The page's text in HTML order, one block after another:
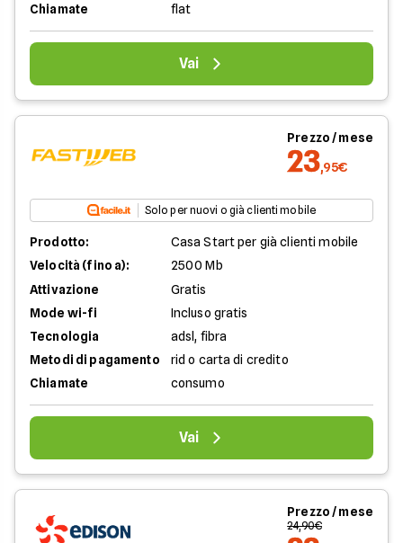
Chiamate
flat
Vai
Prezzo / mese
23,95€
Solo per nuovi o già clienti mobile
Prodotto:
Casa Start per già clienti mobile
Velocità (fino a):
2500 Mb
Attivazione
Gratis
Mode wi-fi
Incluso gratis
Tecnologia
adsl, fibra
Metodi di pagamento
rid o carta di credito
Chiamate
consumo
Vai
Prezzo / mese
24,90€